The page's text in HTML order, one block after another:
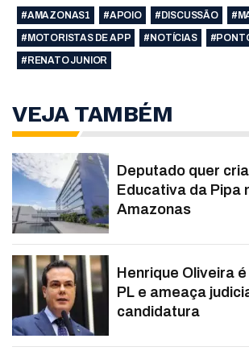
#AMAZONAS1 #APOIO #DISCUSSÃO
#MOTORISTAS DE APP
#NOTÍCIAS
#RENATO JUNIOR
VEJA TAMBÉM
Deputado quer
Educativa da Pipa
Amazonas
Henrique Oliveira
PL e ameaça
candidatura